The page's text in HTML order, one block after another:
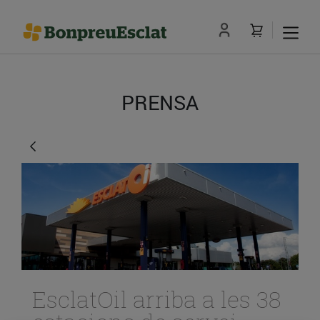
PRENSA
EsclatOil arriba a les 38